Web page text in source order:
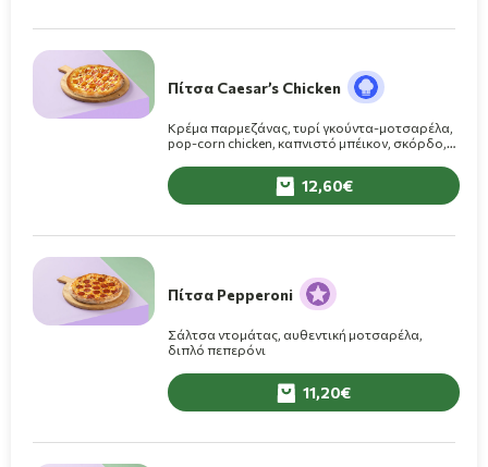
Πίτσα Caesar’s Chicken
Κρέμα παρμεζάνας, τυρί γκούντα-μοτσαρέλα,
pop-corn chicken, καπνιστό μπέικον, σκόρδο,
12,60
Πίτσα Pepperoni
Σάλτσα ντομάτας, αυθεντική μοτσαρέλα,
διπλό πεπερόνι
11,20